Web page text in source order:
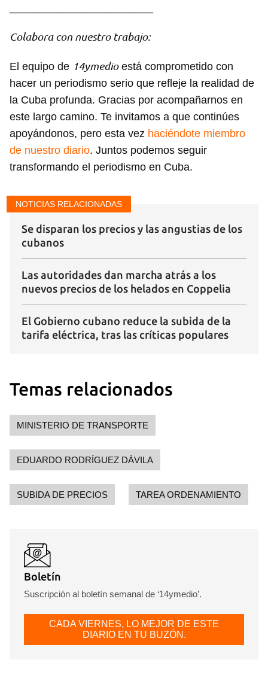
Colabora con nuestro trabajo:
El equipo de 14ymedioestá comprometido con
hacer un periodismo serio que refleje la realidad de
la Cuba profunda. Gracias por acompañarnos en
este largo camino. Te invitamos a que continúes
apoyándonos, pero esta vez haciéndote miembro
de nuestro diario. Juntos podemos seguir
transformando el periodismo en Cuba.
NOTICIAS RELACIONADAS
Se disparan los precios y las angustias de los
cubanos
Las autoridades dan marcha atrás a los
nuevos precios de los helados en Coppelia
El Gobierno cubano reduce la subida de la
tarifa eléctrica, tras las críticas populares
Temas relacionados
MINISTERIO DE TRANSPORTE
EDUARDO RODRÍGUEZ DÁVILA
SUBIDA DE PRECIOS TAREA ORDENAMIENTO
Boletín
Suscripción al boletín semanal de ‘14ymedio’.
CADA VIERNES, LO MEJOR DE ESTE
DIARIO EN TU BUZÓN.